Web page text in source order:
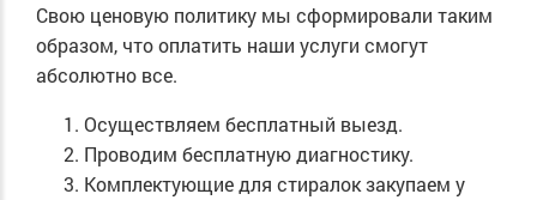
Свою ценовую политику мы сформировали таким
образом, что оплатить наши услуги смогут
абсолютно все.
Осуществляем бесплатный выезд.
Проводим бесплатную диагностику.
Комплектующие для стиралок закупаем у